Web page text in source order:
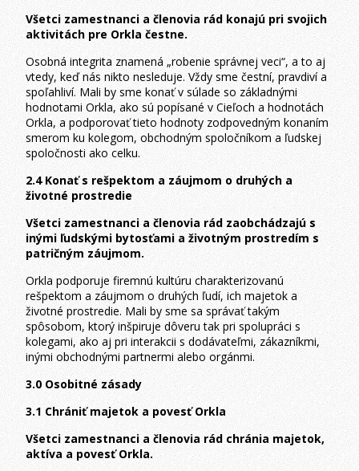
Všetci zamestnanci a členovia rád konajú pri svojich
aktivitách pre Orkla čestne.
Osobná integrita znamená „robenie správnej veci“, a to aj
vtedy, keď nás nikto nesleduje. Vždy sme čestní, pravdiví a
spoľahliví. Mali by sme konať v súlade so základnými
hodnotami Orkla, ako sú popísané v Cieľoch a hodnotách
Orkla, a podporovať tieto hodnoty zodpovedným konaním
smerom ku kolegom, obchodným spoločníkom a ľudskej
spoločnosti ako celku.
2.4 Konať s rešpektom a záujmom o druhých a
životné prostredie
Všetci zamestnanci a členovia rád zaobchádzajú s
inými ľudskými bytosťami a životným prostredím s
patričným záujmom.
Orkla podporuje firemnú kultúru charakterizovanú
rešpektom a záujmom o druhých ľudí, ich majetok a
životné prostredie. Mali by sme sa správať takým
spôsobom, ktorý inšpiruje dôveru tak pri spolupráci s
kolegami, ako aj pri interakcii s dodávateľmi, zákazníkmi,
inými obchodnými partnermi alebo orgánmi.
3.0 Osobitné zásady
3.1 Chrániť majetok a povesť Orkla
Všetci zamestnanci a členovia rád chránia majetok,
aktíva a povesť Orkla.